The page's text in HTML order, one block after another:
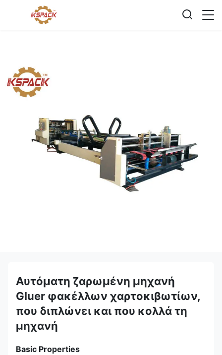
Αυτόματη ζαρωμένη μηχανή
Gluer φακέλλων χαρτοκιβωτίων,
που διπλώνει και που κολλά τη
μηχανή
Basic Properties